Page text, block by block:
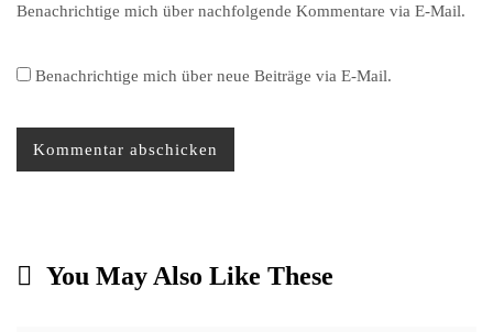
Benachrichtige mich über nachfolgende Kommentare via E-Mail.
Benachrichtige mich über neue Beiträge via E-Mail.
You May Also Like These